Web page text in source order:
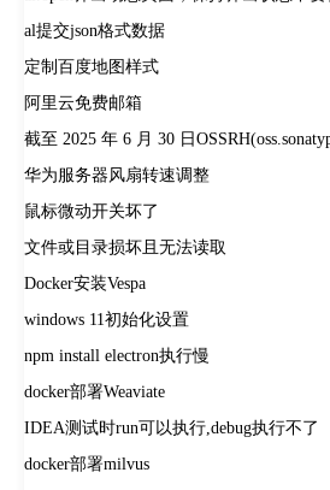
al提交json格式数据
定制百度地图样式
阿里云免费邮箱
截至 2025 年 6 月 30 日
华为服务器风扇转速调整
鼠标微动开关坏了
文件或目录损坏且无法读取
Docker安装Vespa
windows 11初始化设置
npm install electron执行慢
docker部署Weaviate
IDEA测试时run可以执行,debug执行不了
docker部署milvus